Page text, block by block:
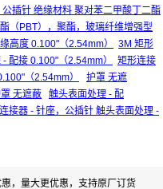
插针 绝缘材料 聚对苯二甲酸丁二酯
（PBT），聚酯，玻璃纤维增强型
高度 0.100"（2.54mm）
3M 矩形
配接 0.100"（2.54mm）
矩形连接
（2.54mm）
护罩 无遮
无遮蔽
触头表面处理 - 配
接器 - 针座，公插针 触头表面处理 -
，量大更优惠，支持原厂订货